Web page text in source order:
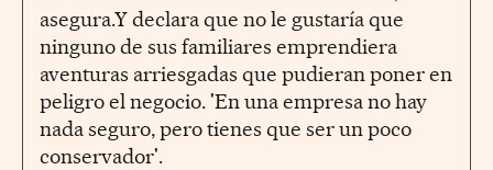
asegura.Y declara que no le gustaría que
ninguno de sus familiares emprendiera
aventuras arriesgadas que pudieran poner en
peligro el negocio. 'En una empresa no hay
nada seguro, pero tienes que ser un poco
conservador'.